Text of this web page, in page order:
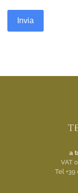
Invia
a
VAT
Tel +39